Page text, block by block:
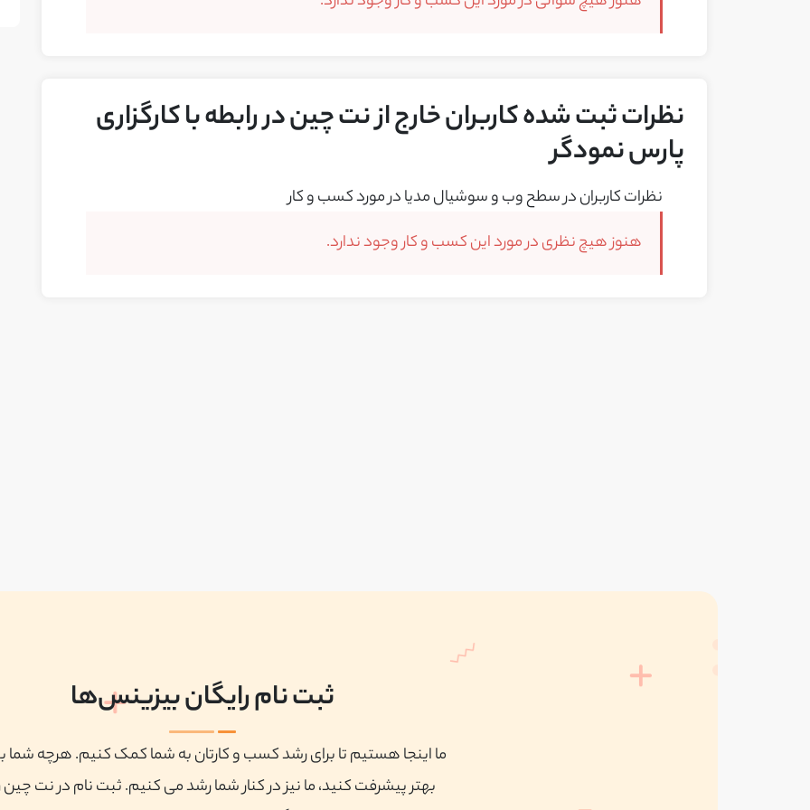
نظرات ثبت شده کاربران خارج از نت چین در رابطه با کارگزاری
پارس نمودگر
نظرات کاربران در سطح وب و سوشیال مدیا در مورد کسب و کار
هنوز هیچ نظری در مورد این کسب و کار وجود ندارد.
ثبت نام رایگان بیزینس‌ها
ما اینجا هستیم تا برای رشد کسب و کارتان به شما کمک کنیم. هرچه شما
بهتر پیشرفت کنید، ما نیز در کنار شما رشد می کنیم. ثبت نام در نت چین